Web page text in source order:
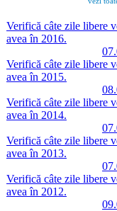
Verifică câte zile libere
avea în 2016.
Verifică câte zile libere
avea în 2015.
Verifică câte zile libere
avea în 2014.
Verifică câte zile libere
avea în 2013.
Verifică câte zile libere
avea în 2012.